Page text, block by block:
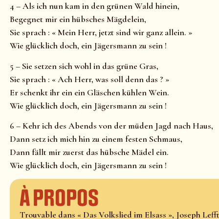
4 – Als ich nun kam in den grünen Wald hinein,
Begegnet mir ein hübsches Mägdelein,
Sie sprach : « Mein Herr, jetzt sind wir ganz allein. »
Wie glücklich doch, ein Jägersmann zu sein !
5 – Sie setzen sich wohl in das grüne Gras,
Sie sprach : « Ach Herr, was soll denn das ? »
Er schenkt ihr ein ein Gläschen kühlen Wein.
Wie glücklich doch, ein Jägersmann zu sein !
6 – Kehr ich des Abends von der müden Jagd nach Haus,
Dann setz ich mich hin zu einem festen Schmaus,
Dann fällt mir zuerst das hübsche Mädel ein.
Wie glücklich doch, ein Jägersmann zu sein !
À propos
Trouvable dans « Das Volkslied im Elsass », Joseph